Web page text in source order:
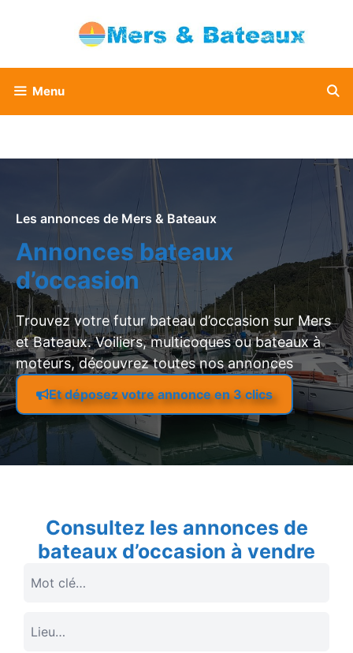
Menu
Les annonces de Mers & Bateaux
Annonces bateaux
d’occasion
Trouvez votre futur bateau d’occasion sur Mers
et Bateaux. Voiliers, multicoques ou bateaux à
moteurs, découvrez toutes nos annonces
Et déposez votre annonce en 3 clics
Consultez les annonces de
bateaux d’occasion à vendre